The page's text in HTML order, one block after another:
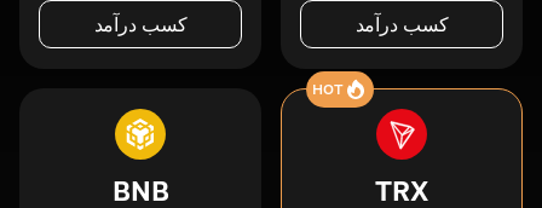
کسب درآمد کسب درآمد
HOT
TRX
BNB